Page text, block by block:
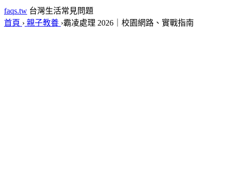
faqs.tw 台灣生活常見問題
首頁 › 親子教養 ›霸凌處理 2026｜校園網路、實戰指南